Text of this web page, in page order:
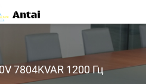
7804KVAR 1200 Гц